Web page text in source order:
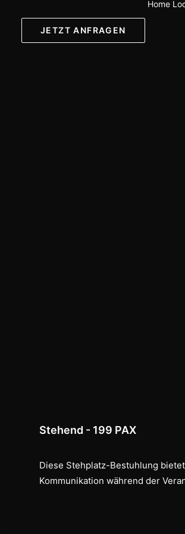
JETZT ANFRAGEN
Home
Stehend - 199 PAX
Diese Stehplatz-Bestuhlung
Kommunikation während der